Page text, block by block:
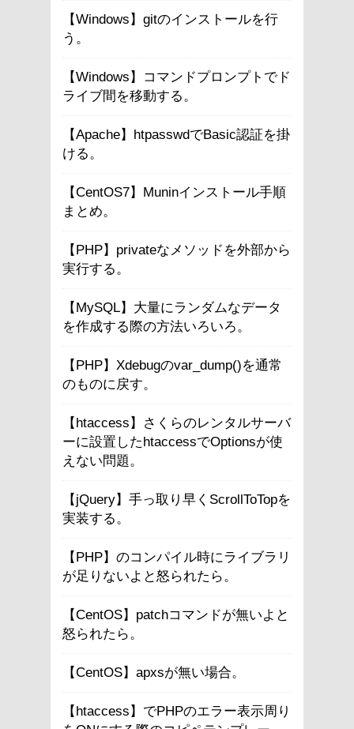
【Windows】gitのインストールを行
う。
【Windows】コマンドプロンプトでド
ライブ間を移動する。
【Apache】htpasswdでBasic認証を掛
ける。
【CentOS7】Muninインストール手順
まとめ。
【PHP】privateなメソッドを外部から
実行する。
【MySQL】大量にランダムなデータ
を作成する際の方法いろいろ。
【PHP】Xdebugのvar_dump()を通常
のものに戻す。
【htaccess】さくらのレンタルサーバ
ーに設置したhtaccessでOptionsが使
えない問題。
【jQuery】手っ取り早くScrollToTopを
実装する。
【PHP】のコンパイル時にライブラリ
が足りないよと怒られたら。
【CentOS】patchコマンドが無いよと
怒られたら。
【CentOS】apxsが無い場合。
【htaccess】でPHPのエラー表示周り